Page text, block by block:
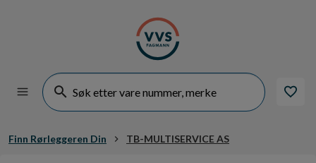
Finn Rørleggeren Din TB-MULTISERVICE AS